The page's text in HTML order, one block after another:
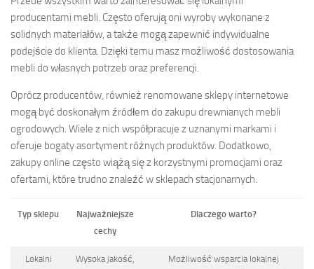
producentami mebli. Często oferują oni wyroby wykonane z
solidnych materiałów, a także mogą zapewnić indywidualne
podejście do klienta. Dzięki temu masz możliwość dostosowania
mebli do własnych potrzeb oraz preferencji.
Oprócz producentów, również renomowane sklepy internetowe
mogą być doskonałym źródłem do zakupu drewnianych mebli
ogrodowych. Wiele z nich współpracuje z uznanymi markami i
oferuje bogaty asortyment różnych produktów. Dodatkowo,
zakupy online często wiążą się z korzystnymi promocjami oraz
ofertami, które trudno znaleźć w sklepach stacjonarnych.
Typ sklepu
Najważniejsze
cechy
Dlaczego warto?
Lokalni
Wysoka jakość,
Możliwość wsparcia lokalnej